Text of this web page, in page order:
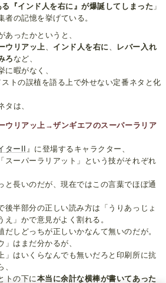
『インド人を右に』が爆誕してしまった 」
者の記憶を挙げている。
あったかというと、
ウリアッ上、 インド人を右に、
レバー入れ
ろ など、
に暇がなく、
トの誤植を語る上で外せない定番ネタと化
タは、
ウリアッ上→ザンギエフのスーパーラリア
ターII 』に登場するキャラクター、
スーパーラリアット」という技がそれぞれ
と長いのだが、現在ではこの言葉でほぼ通
後半部分の正しい読み方は「うりあっじょ
え」かで意見がよく割れる。
だしどっちが正しいかなんて無いのだが。
はまだ分かるが、
」はいくらなんでも無いだろと印刷所に抗
トの下に本当に余計な横棒が書いてあった